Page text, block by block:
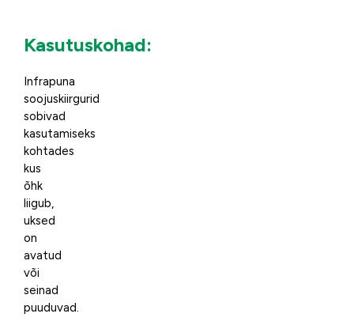
Kasutuskohad:
Infrapuna
soojuskiirgurid
sobivad
kasutamiseks
kohtades
kus
õhk
liigub,
uksed
on
avatud
või
seinad
puuduvad.